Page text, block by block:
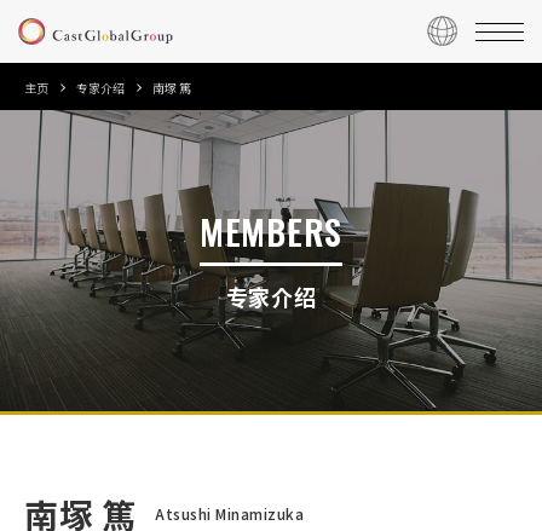
主页 专家介绍 南塚 篤
MEMBERS
专家介绍
南塚 篤 Atsushi Minamizuka